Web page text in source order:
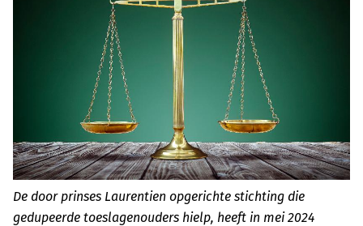
De door prinses Laurentien opgerichte stichting die
gedupeerde toeslagenouders hielp, heeft in mei 2024